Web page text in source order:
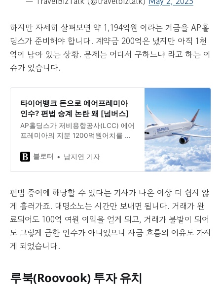
하지만 자세히 살펴보면 약 1,194억원 이라는 거금을 AP홀
딩스가 준비해야 합니다. 계약금 200억은 냈지만 아직 1천
억이 남아 있는 상황. 문제는 어디서 구하느냐 라고 하는 이
슈가 있습니다.
타이어뱅크 돈으로 에어프레미아
인수? 편법 승계 논란 왜 [넘버스]
AP홀딩스가 저비용항공사(LCC) 에어
프레미아의 지분 1200억원어치를 새
돈줄 역할을 도맡을지 시선이 쏠린다.
계 논란이 불거질 수 있다는 지적이
블로터 남지연 기자
편법 증여에 해당할 수 있다는 기사가 나온 이상 더 쉽지 않
게 흘러가죠. 대명소노는 시간만 보내면 됩니다. 거래가 완
료되어도 100억 여원 이익을 얻게 되고, 거래가 불발이 되어
도 그렇게 급한 인수가 아니었으니 자금 흐름의 여유도 가지
게 되었습니다.
루북(Roovook) 투자 유치